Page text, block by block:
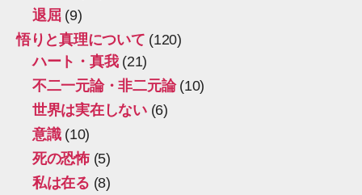
退屈(9)
悟りと真理について (120)
ハート・真我(21)
不二一元論・非二元論(10)
世界は実在しない(6)
意識(10)
死の恐怖(5)
私は在る (8)